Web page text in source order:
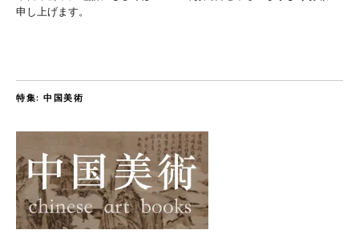
申し上げます。
特集: 中国美術